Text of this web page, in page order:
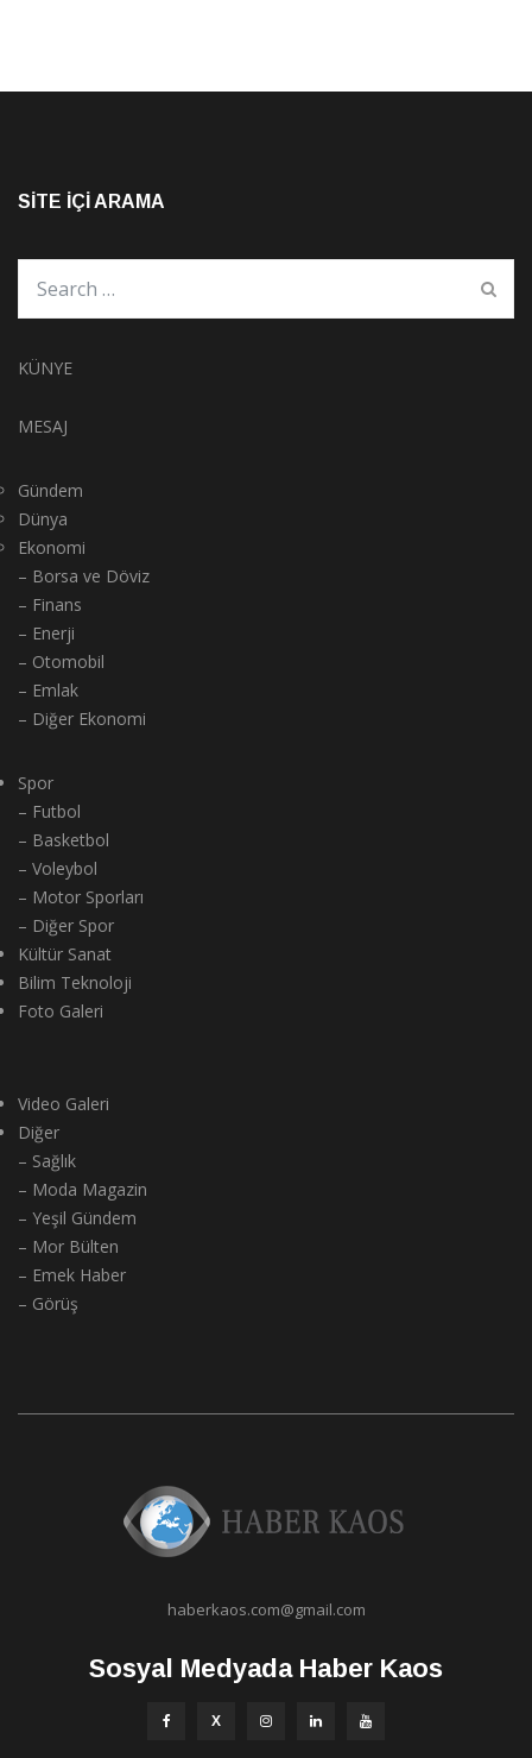
SITE İÇI ARAMA
KÜNYE
MESAJ
Gündem
Dünya
Ekonomi
– Borsa ve Döviz
– Finans
– Enerji
– Otomobil
– Emlak
– Diğer Ekonomi
Spor
– Futbol
– Basketbol
– Voleybol
– Motor Sporları
– Diğer Spor
Kültür Sanat
Bilim Teknoloji
Foto Galeri
Video Galeri
Diğer
– Sağlık
– Moda Magazin
– Yeşil Gündem
– Mor Bülten
– Emek Haber
– Görüş
haberkaos.com@gmail.com
Sosyal Medyada Haber Kaos